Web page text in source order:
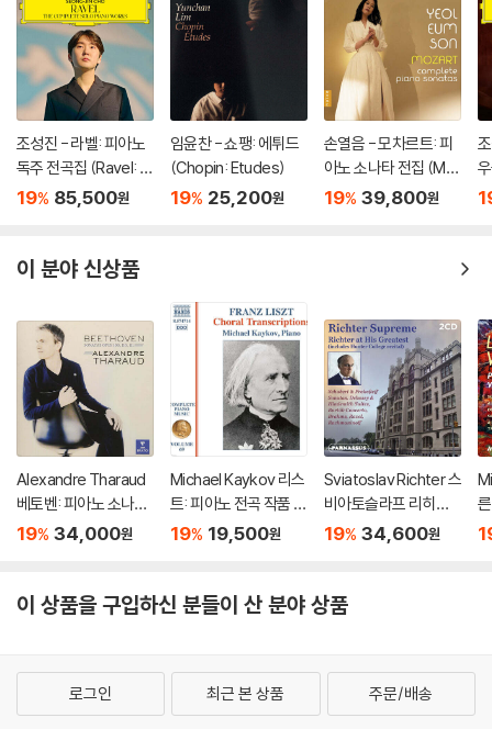
조성진 - 라벨: 피아노
독주 전곡집 (Ravel: T
he Complete Solo Pi
19% 85,500원
임윤찬 - 쇼팽: 에튀드
(Chopin: Etudes)
19% 25,200원
손열음 - 모차르트: 피
아노 소나타 전집 (Mo
zart: Complete Pian
19% 39,800원
r
이 분야 신상품
Alexandre Tharaud
베토벤: 피아노 소나타
30, 31, 32번 (Beetho
HQCD]
19% 34,000원
Michael Kaykov 리스
트: 피아노 전곡 작품 6
9집 (Liszt: Complet
19% 19,500원
Sviatoslav Richter 스
비아토슬라프 리히테
르 라이브 레코딩 모음
atest)
19% 34,600원
이 상품을 구입하신 분들이 산 분야 상품
로그인 최근 본 상품 주문/배송